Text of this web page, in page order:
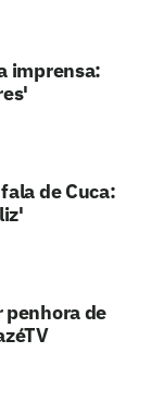
imprensa:
de Cuca:
penhora de